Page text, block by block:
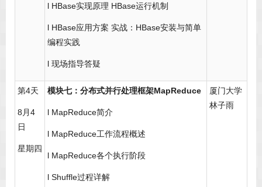
l HBase实现原理 HBase运行机制
l HBase应用方案 实战：HBase安装与简单
编程实践
l 现场指导答疑
第4天
8月4
日
星期四
模块七：分布式并行处理框架MapReduce
l MapReduce简介
l MapReduce工作流程概述
l MapReduce各个执行阶段
l Shuffle过程详解
厦门大学
林子雨